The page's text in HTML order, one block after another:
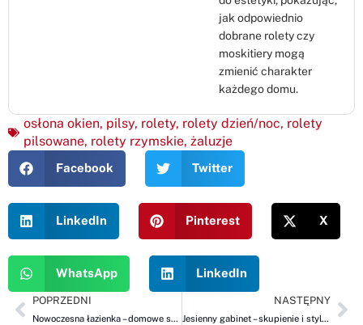
jak odpowiednio
dobrane rolety czy
moskitiery mogą
zmienić charakter
każdego domu.
osłona okien, pilsy, rolety, rolety dzień/noc, rolety
pilsowane, rolety rzymskie, żaluzje
Facebook Twitter
LinkedIn Pinterest X
WhatsApp LinkedIn
POPRZEDNI
Nowoczesna łazienka – domowe spa z: shuttersy i żaluzje drewniane ROLBEST
NASTĘPNY
Jesienny gabinet – skupienie i styl dzięki żaluzjom drewnianym ROLBEST